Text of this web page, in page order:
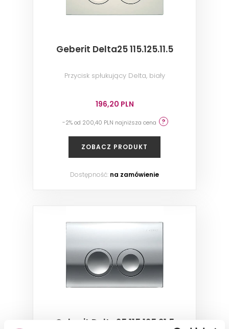
Geberit Delta25 115.125.11.5
Przycisk spłukujący Delta, biały
196,20 PLN
-2% od 200,40 PLN najniższa cena
ZOBACZ PRODUKT
Dostępność: na zamówienie
Geberit Delta25 115.125.21.5